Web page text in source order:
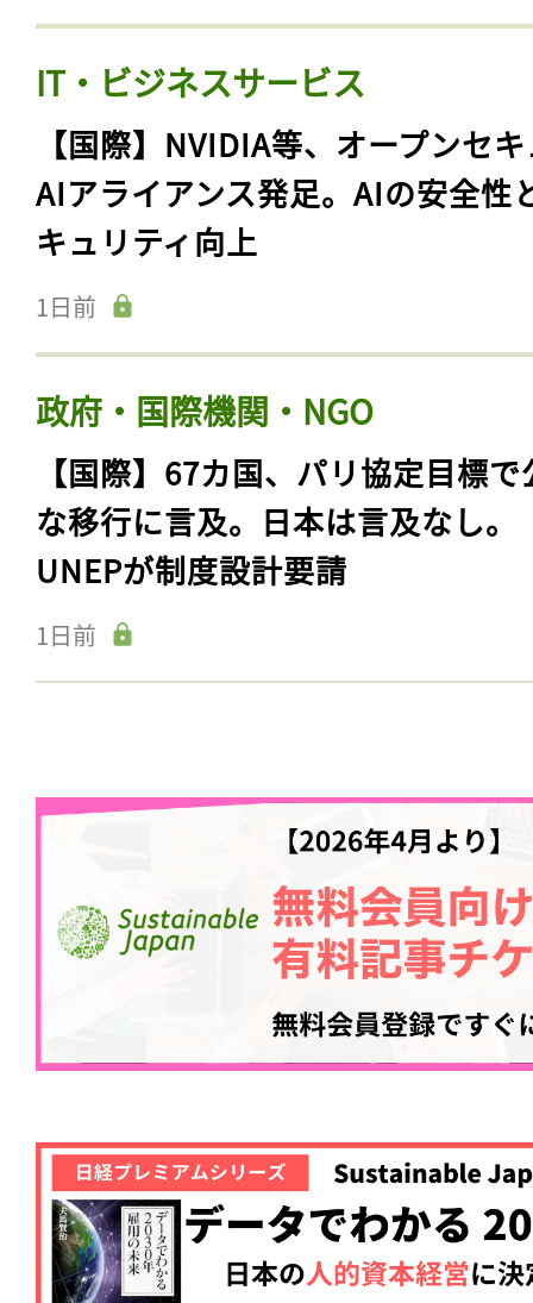
IT・ビジネスサービス
【国際】NVIDIA等、オープンセ
AIアライアンス発足。AIの安全性
キュリティ向上
1日前
政府・国際機関・NGO
【国際】67カ国、パリ協定目標で
な移行に言及。日本は言及なし。
UNEPが制度設計要請
1日前